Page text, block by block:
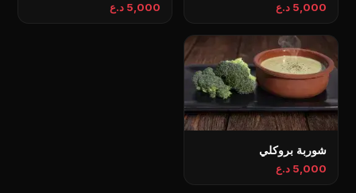
5,000 د.ع 5,000 د.ع
شوربة بروكلي
5,000 د.ع